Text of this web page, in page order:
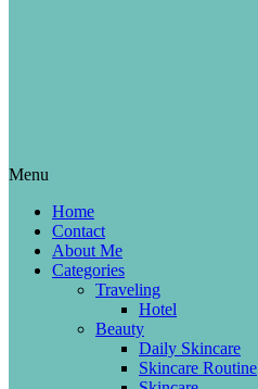
Menu
Home
Contact
About Me
Categories
Traveling
Hotel
Beauty
Daily Skincare
Skincare Routine